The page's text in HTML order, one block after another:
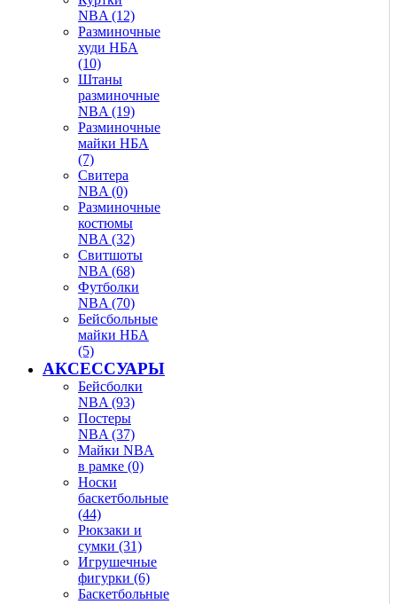
NBA (12)
Разминочные
худи НБА
(10)
Штаны
разминочные
NBA (19)
Разминочные
майки НБА
(7)
Свитера
NBA (0)
Разминочные
костюмы
NBA (32)
Свитшоты
NBA (68)
Футболки
NBA (70)
Бейсбольные
майки НБА
(5)
АКСЕССУАРЫ
Бейсболки
NBA (93)
Постеры
NBA (37)
Майки NBA
в рамке (0)
Носки
баскетбольные
(44)
Рюкзаки и
сумки (31)
Игрушечные
фигурки (6)
Баскетбольные